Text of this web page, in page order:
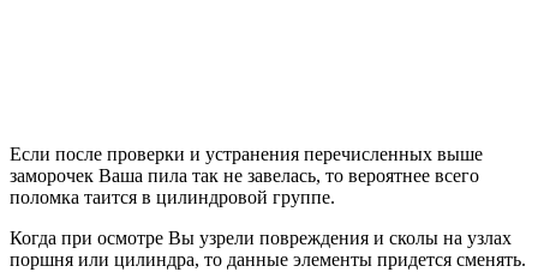
Если после проверки и устранения перечисленных выше
заморочек Ваша пила так не завелась, то вероятнее всего
поломка таится в цилиндровой группе.
Когда при осмотре Вы узрели повреждения и сколы на узлах
поршня или цилиндра, то данные элементы придется сменять.